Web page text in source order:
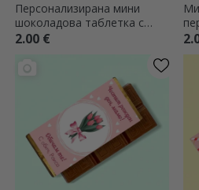
Персонализирана мини
шоколадова таблетка с
послание - Красива пролет
2.00 €